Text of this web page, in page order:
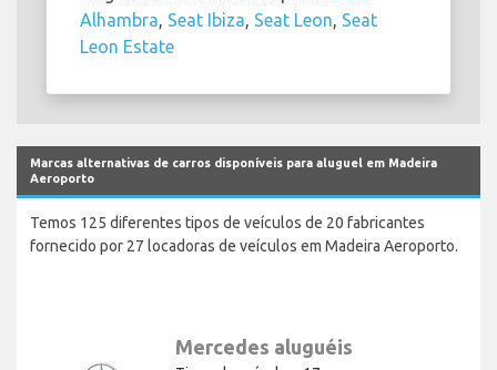
Alhambra Seat Ibiza Seat Leon Seat
Leon Estate
Marcas alternativas de carros disponíveis para aluguel em Madeira
Aeroporto
Temos 125 diferentes tipos de veículos de 20 fabricantes
fornecido por 27 locadoras de veículos em Madeira Aeroporto.
Mercedes aluguéis